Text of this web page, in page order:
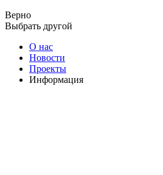
Верно
Выбрать другой
О нас
Новости
Проекты
Информация